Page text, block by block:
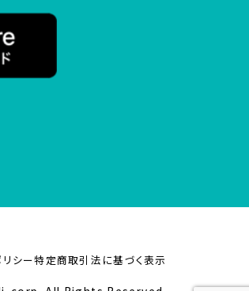
シー特定商取引法に基づく表示